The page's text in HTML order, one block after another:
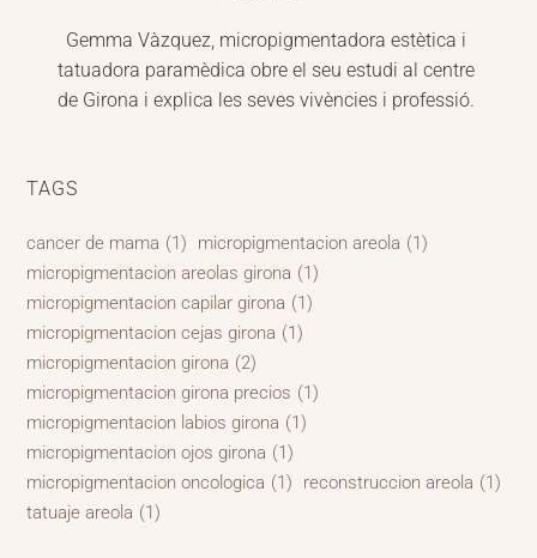
Gemma Vàzquez, micropigmentadora estètica i
tatuadora paramèdica obre el seu estudi al centre
de Girona i explica les seves vivències i professió.
TAGS
cancer de mama (1) micropigmentacion areola (1)
micropigmentacion areolas girona (1)
micropigmentacion capilar girona (1)
micropigmentacion cejas girona (1)
micropigmentacion girona (2)
micropigmentacion girona precios (1)
micropigmentacion labios girona (1)
micropigmentacion ojos girona (1)
micropigmentacion oncologica (1) reconstruccion areola (1)
tatuaje areola (1)